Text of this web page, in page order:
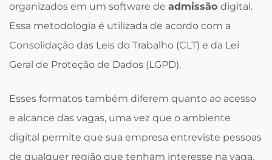
organizados em um software de admissão digital.
Essa metodologia é utilizada de acordo com a
Consolidação das Leis do Trabalho (CLT) e da Lei
Geral de Proteção de Dados (LGPD).
Esses formatos também diferem quanto ao acesso
e alcance das vagas, uma vez que o ambiente
digital permite que sua empresa entreviste pessoas
de qualquer região que tenham interesse na vaga.